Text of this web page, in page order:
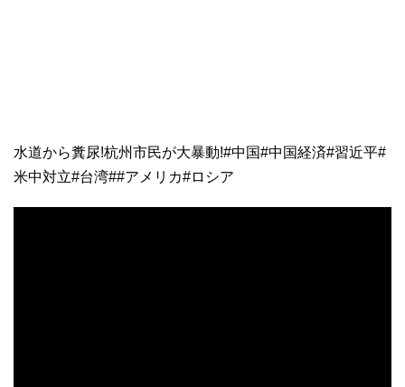
水道から糞尿!杭州市民が大暴動!#中国#中国経済#習近平#
米中対立#台湾##アメリカ#ロシア